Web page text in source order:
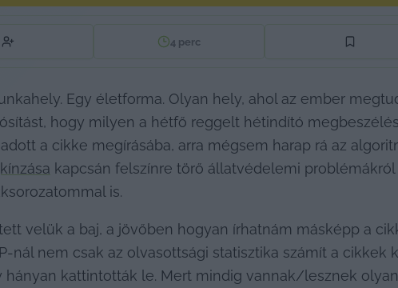
4 perc
Egy életforma. Olyan hely, ahol az ember
hogy milyen a hétfő reggelt hétindító
a cikke megírásába, arra mégsem harap rá az
is.
velük a baj, a jövőben hogyan írhatnám másképp a
nál nem csak az olvasottsági statisztika számít a cikkek
kattintották le. Mert mindig vannak/lesznek